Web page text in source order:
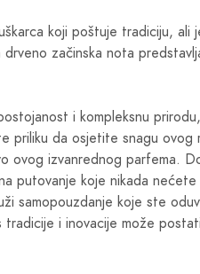
koji poštuje tradiciju, ali
začinska nota
i kompleksnu
priliku da osjetite snagu ovog
izvanrednog parfema.
putovanje koje nikada
samopouzdanje koje ste
i inovacije može